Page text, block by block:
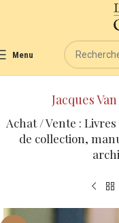
Menu
Jacques
Achat / Vente :
de collection,